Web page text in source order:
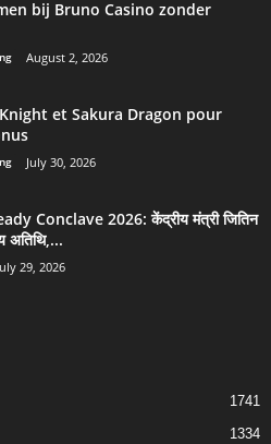
bij Bruno Casino zonder
August 2, 2026
et Sakura Dragon pour
July 30, 2026
Conclave 2026: केंद्रीय मंत्री जितिन
अतिथि,...
29, 2026
1741
1334